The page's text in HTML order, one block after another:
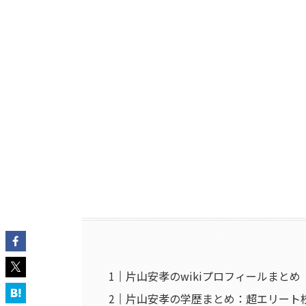
片山安孝のwikiプロフィールまとめ
片山安孝の学歴まとめ：超エリート